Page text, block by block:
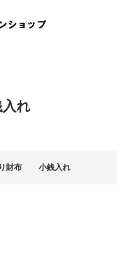
れ
財布 小銭入れ